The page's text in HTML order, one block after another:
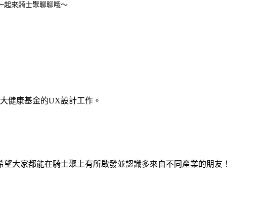
起來騎士聚聊聊哦～
健康基金的UX設計工作。
大家都能在騎士聚上有所啟發並認識多來自不同產業的朋友！